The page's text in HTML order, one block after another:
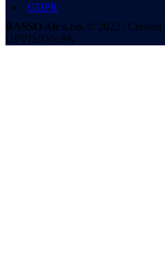
GDPR
BASSO Air s.r.o. © 2022 | Created
UPVISION.SK